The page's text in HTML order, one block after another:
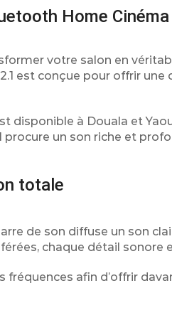
Home
votre salon en
est conçue pour offrir
disponible à Douala et
un son riche et
totale
de son diffuse un son
chaque détail sonore
fréquences afin d’offrir